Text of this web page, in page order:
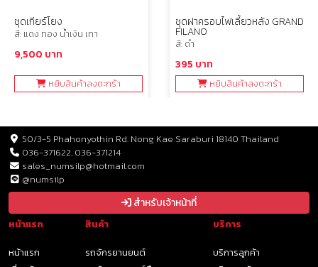
ชุดเกียร์โยง
สี: แดง ทอง น้ำเงิน เทา
9,500 บาท
หยิบสินค้าลงตะกร้า
ชุดฝาครอบไฟเลี้ยวหลัง GRAND
FILANO
สี: ดำ
395 บาท
หยิบสินค้าลงตะกร้า
50/3-5 Phahonyothin Rd. Nong Kae Saraburi 18140 Thailand
036-371622, 036-371214
sales_numsilp@hotmail.com
@numsilp
สำหรับเจ้าหน้าที่
หน้าแรก
หน้าแรก
สินค้า
รถจักรยานยนต์
บริการ
บริการลูกค้า